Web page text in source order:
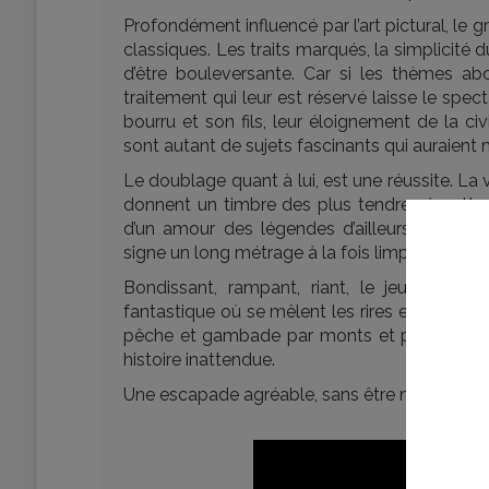
Profondément influencé par l’art pictural, le
classiques. Les traits marqués, la
d’être bouleversante. Car si les thèmes
traitement qui leur est réservé laisse le
bourru et son fils, leur éloignement de la
sont autant de sujets fascinants qui auraient
Le doublage quant à lui, est une réussite.
donnent un timbre des plus tendres à cette
d’un amour des légendes d’ailleurs et
signe un long métrage à la fois limpide sur le
Bondissant, rampant, riant, le jeune
fantastique où se mêlent les rires et les
pêche et gambade par monts et par vaux,
histoire inattendue.
Une escapade agréable, sans être